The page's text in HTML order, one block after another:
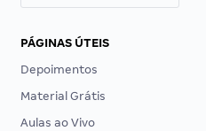
PÁGINAS ÚTEIS
Depoimentos
Material Grátis
Aulas ao Vivo